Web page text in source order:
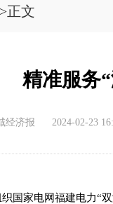
>正文
精准服务
经济报 2024-02-23
国家电网福建电力“